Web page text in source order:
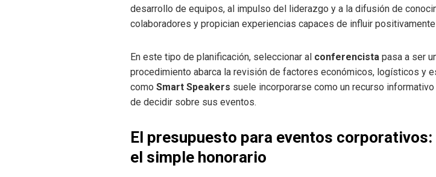
desarrollo de equipos, al impulso del liderazgo y a la difusión de
colaboradores y propician experiencias capaces de influir
En este tipo de planificación, seleccionar al conferencista pasa a ser
procedimiento abarca la revisión de factores económicos, logísticos y
como Smart Speakers suele incorporarse como un recurso
de decidir sobre sus eventos.
El presupuesto para eventos
el simple honorario